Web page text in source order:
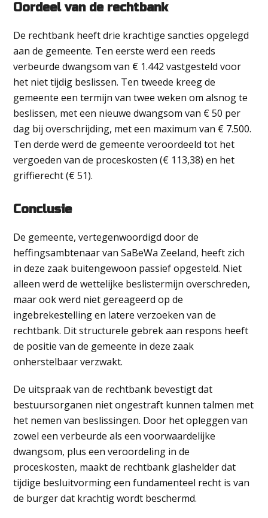
Oordeel van de rechtbank
De rechtbank heeft drie krachtige sancties opgelegd
aan de gemeente. Ten eerste werd een reeds
verbeurde dwangsom van € 1.442 vastgesteld voor
het niet tijdig beslissen. Ten tweede kreeg de
gemeente een termijn van twee weken om alsnog te
beslissen, met een nieuwe dwangsom van € 50 per
dag bij overschrijding, met een maximum van € 7.500.
Ten derde werd de gemeente veroordeeld tot het
vergoeden van de proceskosten (€ 113,38) en het
griffierecht (€ 51).
Conclusie
De gemeente, vertegenwoordigd door de
heffingsambtenaar van SaBeWa Zeeland, heeft zich
in deze zaak buitengewoon passief opgesteld. Niet
alleen werd de wettelijke beslistermijn overschreden,
maar ook werd niet gereageerd op de
ingebrekestelling en latere verzoeken van de
rechtbank. Dit structurele gebrek aan respons heeft
de positie van de gemeente in deze zaak
onherstelbaar verzwakt.
De uitspraak van de rechtbank bevestigt dat
bestuursorganen niet ongestraft kunnen talmen met
het nemen van beslissingen. Door het opleggen van
zowel een verbeurde als een voorwaardelijke
dwangsom, plus een veroordeling in de
proceskosten, maakt de rechtbank glashelder dat
tijdige besluitvorming een fundamenteel recht is van
de burger dat krachtig wordt beschermd.